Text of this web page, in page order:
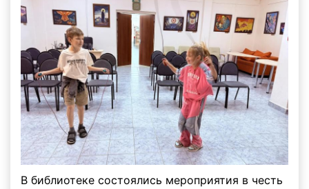
В библиотеке состоялись мероприятия в честь